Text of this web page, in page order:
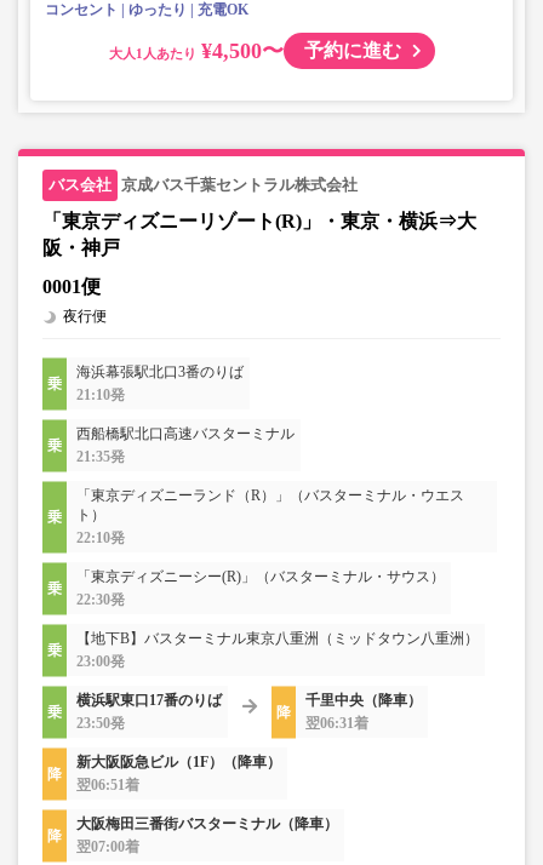
コンセント ゆったり 充電OK
大人 ¥4,500〜 予約に進む
京成バス千葉セントラル株式会社
「東京ディズニーリゾート(R)」・東京・横浜⇒大
阪・神戸
0001便
夜行便
海浜幕張駅北口3番のりば
21:10発
西船橋駅北口高速バスターミナル
21:35発
「東京ディズニーランド（R）」（バスターミナル・ウエス
ト）
22:10発
「東京ディズニーシー(R)」（バスターミナル・サウス）
22:30発
【地下B】バスターミナル東京八重洲（ミッドタウン八重洲）
23:00発
横浜駅東口17番のりば
23:50発
千里中央（降車）
翌06:31着
新大阪阪急ビル（1F）（降車）
翌06:51着
大阪梅田三番街バスターミナル（降車）
翌07:00着